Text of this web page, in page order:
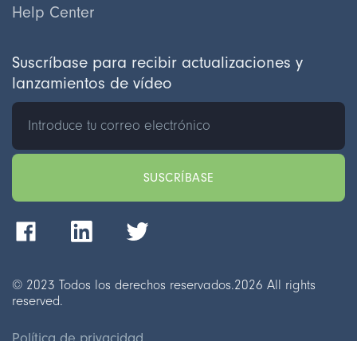
Help Center
© 2023 Todos los derechos reservados.2026 All rights
reserved.
Suscríbase para recibir actualizaciones y
lanzamientos de vídeo